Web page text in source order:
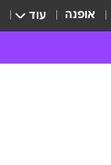
אופנה עוד